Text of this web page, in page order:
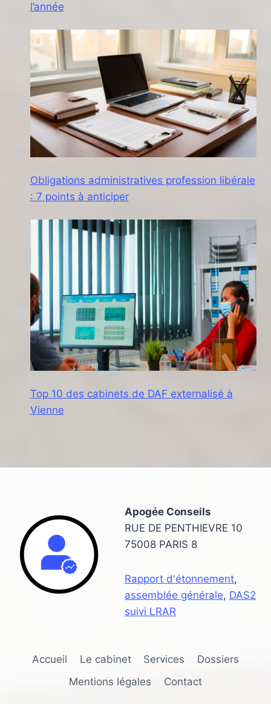
l’année
Obligations administratives profession libérale
: 7 points à anticiper
Top 10 des cabinets de DAF externalisé à
Vienne
Apogée Conseils
RUE DE PENTHIEVRE 10
75008 PARIS 8
Rapport d'étonnement,
assemblée générale, DAS2
suivi LRAR
Accueil Le cabinet Services
Dossiers
Mentions légales
Contact